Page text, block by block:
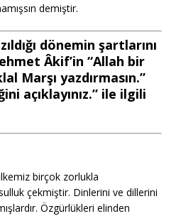
demiştir.
dönemin şartlarını
Âkif’in “Allah bir
Marşı yazdırmasın.”
açıklayınız.” ile ilgili
birçok zorlukla
çekmiştir. Dinlerini ve dillerini
Özgürlükleri elinden